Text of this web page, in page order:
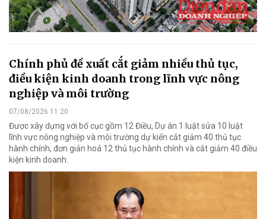
Chính phủ đề xuất cắt giảm nhiều thủ tục,
điều kiện kinh doanh trong lĩnh vực nông
nghiệp và môi trường
07/08/2026 11:20
Được xây dựng với bố cục gồm 12 Điều, Dự án 1 luật sửa 10 luật
lĩnh vực nông nghiệp và môi trường dự kiến cắt giảm 40 thủ tục
hành chính, đơn giản hoá 12 thủ tục hành chính và cắt giảm 40 điều
kiện kinh doanh.